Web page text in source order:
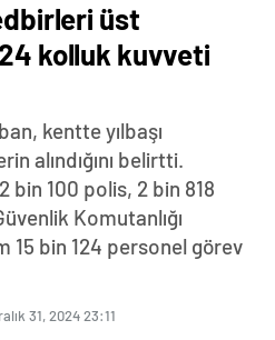
üst
kolluk kuvveti
kentte yılbaşı
alındığını belirtti.
bin 100 polis, 2 bin 818
Komutanlığı
15 bin 124 personel görev
31, 2024 23:11